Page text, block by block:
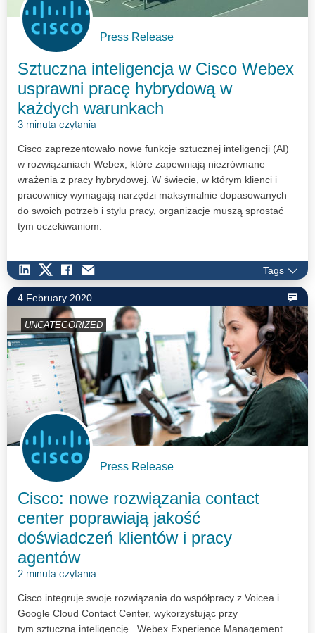
Press Release
Sztuczna inteligencja w Cisco Webex
usprawni pracę hybrydową w
każdych warunkach
3 minuta czytania
Cisco zaprezentowało nowe funkcje sztucznej inteligencji (AI)
w rozwiązaniach Webex, które zapewniają niezrównane
wrażenia z pracy hybrydowej. W świecie, w którym klienci i
pracownicy wymagają narzędzi maksymalnie dopasowanych
do swoich potrzeb i stylu pracy, organizacje muszą sprostać
tym oczekiwaniom.
Tags
4 February 2020
UNCATEGORIZED
Press Release
Cisco: nowe rozwiązania contact
center poprawiają jakość
doświadczeń klientów i pracy
agentów
2 minuta czytania
Cisco integruje swoje rozwiązania do współpracy z Voicea i
Google Cloud Contact Center, wykorzystując przy
tym sztuczną inteligencję. Webex Experience Management